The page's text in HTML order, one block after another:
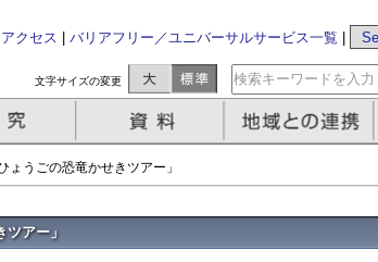
クセス バリアフリー／ユニバーサルサービス一覧
文字サイズの変更
ょうごの恐竜かせきツアー」
アー」